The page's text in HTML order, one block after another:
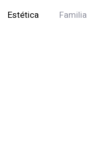
Estética Familia